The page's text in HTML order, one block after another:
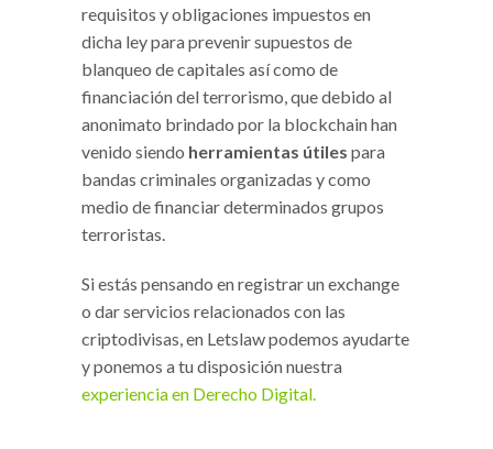
requisitos y obligaciones impuestos en
dicha ley para prevenir supuestos de
blanqueo de capitales así como de
financiación del terrorismo, que debido al
anonimato brindado por la blockchain han
venido siendo herramientas útiles para
bandas criminales organizadas y como
medio de financiar determinados grupos
terroristas.
Si estás pensando en registrar un exchange
o dar servicios relacionados con las
criptodivisas, en Letslaw podemos ayudarte
y ponemos a tu disposición nuestra
experiencia en Derecho Digital.